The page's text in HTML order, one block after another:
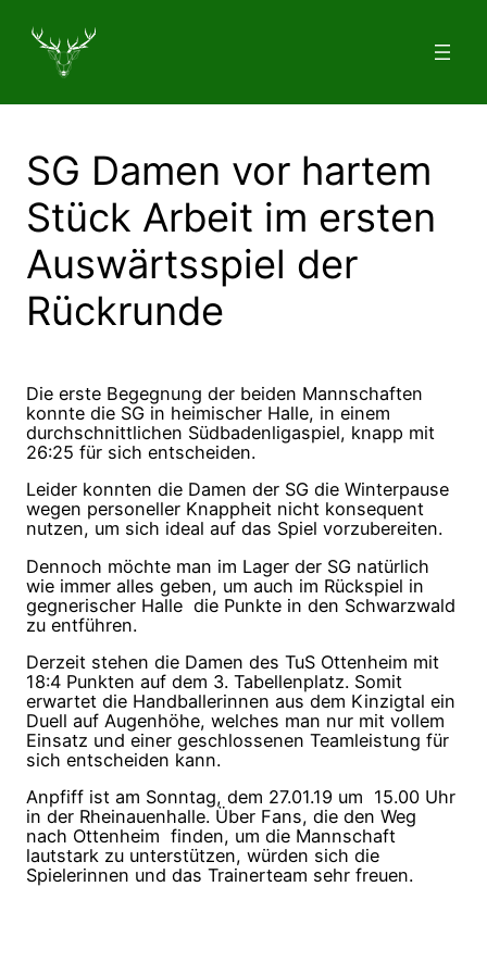
Inhalt
springen
SG Damen vor hartem
Stück Arbeit im ersten
Auswärtsspiel der
Rückrunde
Die erste Begegnung der beiden Mannschaften
konnte die SG in heimischer Halle, in einem
durchschnittlichen Südbadenligaspiel, knapp mit
26:25 für sich entscheiden.
Leider konnten die Damen der SG die Winterpause
wegen personeller Knappheit nicht konsequent
nutzen, um sich ideal auf das Spiel vorzubereiten.
Dennoch möchte man im Lager der SG natürlich
wie immer alles geben, um auch im Rückspiel in
gegnerischer Halle die Punkte in den Schwarzwald
zu entführen.
Derzeit stehen die Damen des TuS Ottenheim mit
18:4 Punkten auf dem 3. Tabellenplatz. Somit
erwartet die Handballerinnen aus dem Kinzigtal ein
Duell auf Augenhöhe, welches man nur mit vollem
Einsatz und einer geschlossenen Teamleistung für
sich entscheiden kann.
Anpfiff ist am Sonntag, dem 27.01.19 um 15.00 Uhr
in der Rheinauenhalle. Über Fans, die den Weg
nach Ottenheim finden, um die Mannschaft
lautstark zu unterstützen, würden sich die
Spielerinnen und das Trainerteam sehr freuen.